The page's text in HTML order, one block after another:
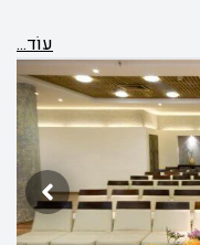
עוֹד...